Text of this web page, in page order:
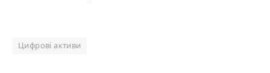
Цифрові активи